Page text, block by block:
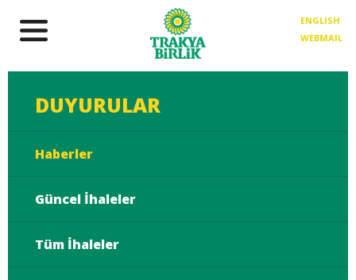
ENGLISH
WEBMAIL
DUYURULAR
Haberler
Güncel İhaleler
Tüm İhaleler